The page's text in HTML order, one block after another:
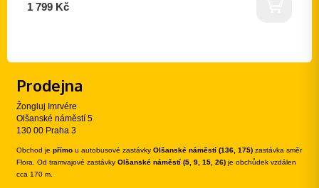
1 799 Kč
Prodejna
Žongluj Imrvére
Olšanské náměstí 5
130 00 Praha 3
Obchod je přímo u autobusové zastávky Olšanské náměstí (136, 175) zastávka směr
Flora. Od tramvajové zastávky Olšanské náměstí (5, 9, 15, 26) je obchůdek vzdálen
cca 170 m.